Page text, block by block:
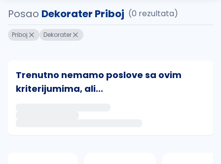
Posao Dekorater Priboj (0 rezultata)
Priboj Dekorater
Trenutno nemamo poslove sa ovim
kriterijumima, ali...